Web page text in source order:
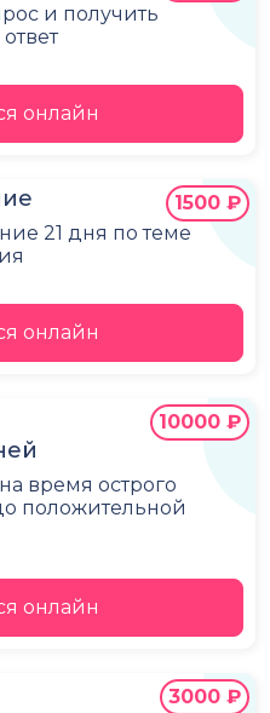
и получить
онлайн
21 дня по теме
1500 ₽
онлайн
время острого
положительной
10000 ₽
онлайн
3000 ₽